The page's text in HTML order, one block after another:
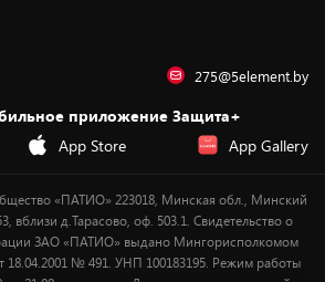
данных
275@5element.by
приложение Защита+
App Store App Gallery
«ПАТИО» 223018, Минская обл., Минский
вблизи д.Тарасово, оф. 503.1. Свидетельство о
ЗАО «ПАТИО» выдано Мингорисполкомом
18.04.2001 № 491. УНП 100183195. Режим работы